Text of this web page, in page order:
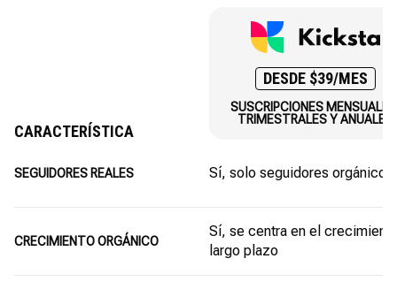
CARACTERÍSTICA
DESDE $39/MES
SUSCRIPCIONES
TRIMESTRALES Y ANUALES
SEGUIDORES REALES Sí, solo seguidores orgánicos
CRECIMIENTO ORGÁNICO
Sí, se centra en el
largo plazo